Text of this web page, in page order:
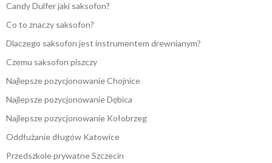
Candy Dulfer jaki saksofon?
Co to znaczy saksofon?
Dlaczego saksofon jest instrumentem drewnianym?
Czemu saksofon piszczy
Najlepsze pozycjonowanie Chojnice
Najlepsze pozycjonowanie Dębica
Najlepsze pozycjonowanie Kołobrzeg
Oddłużanie długów Katowice
Przedszkole prywatne Szczecin